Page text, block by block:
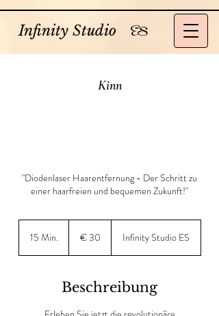
Infinity Studio ES
Kinn
"Diodenlaser Haarentfernung - Der Schritt zu
einer haarfreien und bequemen Zukunft!"
15 Min.
n
€ 30 Infinity Studio ES
Beschreibung